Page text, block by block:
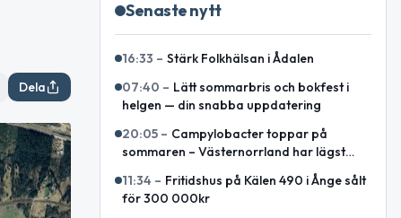
Dela
Senaste nytt
16:33 – Stärk Folkhälsan i Ådalen
07:40 – Lätt sommarbris och bokfest i
helgen — din snabba uppdatering
20:05 – Campylobacter toppar på
sommaren – Västernorrland har lägst
11:34 – Fritidshus på Kälen 490 i Ånge sålt
för 300 000kr